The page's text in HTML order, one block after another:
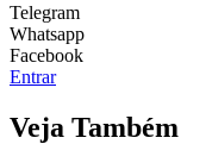
Telegram
Whatsapp
Facebook
Entrar
Veja Também